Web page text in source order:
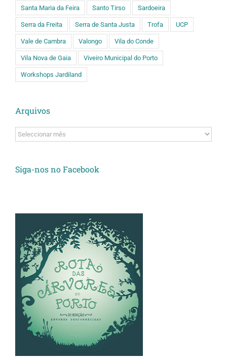
Santa Maria da Feira Santo Tirso Sardoeira
Serra da Freita Serra de Santa Justa Trofa UCP
Vale de Cambra Valongo Vila do Conde
Vila Nova de Gaia Viveiro Municipal do Porto
Workshops Jardiland
Arquivos
Arquivos
Siga-nos no Facebook